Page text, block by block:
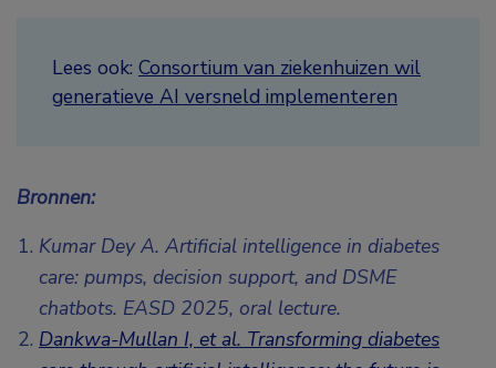
Lees ook: Consortium van ziekenhuizen wil
generatieve AI versneld implementeren
Bronnen:
Kumar Dey A. Artificial intelligence in diabetes
care: pumps, decision support, and DSME
chatbots. EASD 2025, oral lecture.
Dankwa-Mullan I, et al. Transforming diabetes